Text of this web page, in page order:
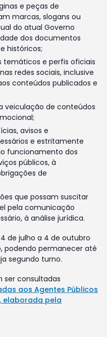
e peças de
marcas, slogans ou
do atual Governo
dos documentos
históricos;
temáticos e perfis oficiais
redes sociais, inclusive
conteúdos publicados e
veiculação de conteúdos
avisos e
e estritamente
funcionamento dos
públicos, à
de
que possam suscitar
pela comunicação
à análise jurídica.
de julho a 4 de outubro
podendo permanecer até
segundo turno.
ser consultadas
aos Agentes Públicos
elaborada pela